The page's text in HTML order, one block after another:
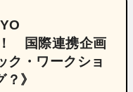
国際連携企画
ク・ワークショ
》